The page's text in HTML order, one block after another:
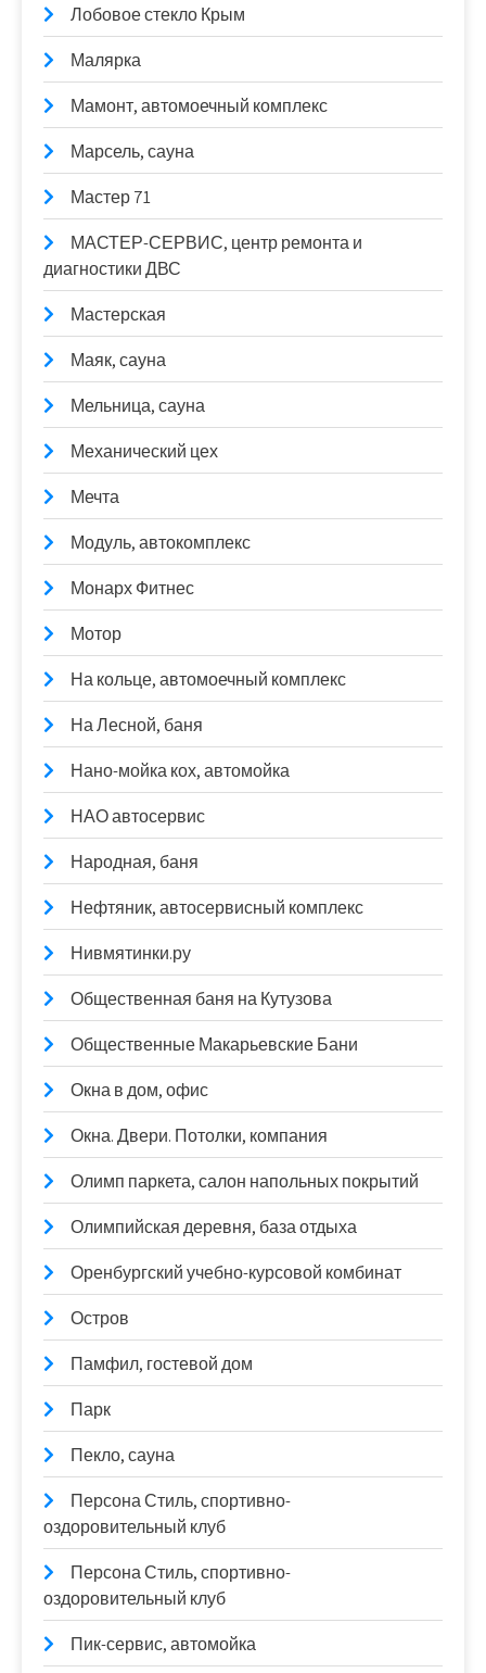
Лобовое стекло Крым
Малярка
Мамонт, автомоечный комплекс
Марсель, сауна
Мастер 71
МАСТЕР-СЕРВИС, центр ремонта и
диагностики ДВС
Мастерская
Маяк, сауна
Мельница, сауна
Механический цех
Мечта
Модуль, автокомплекс
Монарх Фитнес
Мотор
На кольце, автомоечный комплекс
На Лесной, баня
Нано-мойка кох, автомойка
НАО автосервис
Народная, баня
Нефтяник, автосервисный комплекс
Нивмятинки.ру
Общественная баня на Кутузова
Общественные Макарьевские Бани
Окна в дом, офис
Окна. Двери. Потолки, компания
Олимп паркета, салон напольных покрытий
Олимпийская деревня, база отдыха
Оренбургский учебно-курсовой комбинат
Остров
Памфил, гостевой дом
Парк
Пекло, сауна
Персона Стиль, спортивно-
оздоровительный клуб
Персона Стиль, спортивно-
оздоровительный клуб
Пик-сервис, автомойка